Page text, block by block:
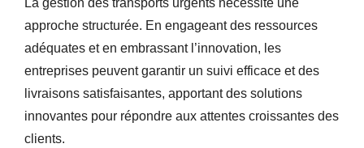
La gestion des transports urgents nécessite une
approche structurée. En engageant des ressources
adéquates et en embrassant l’innovation, les
entreprises peuvent garantir un suivi efficace et des
livraisons satisfaisantes, apportant des solutions
innovantes pour répondre aux attentes croissantes des
clients.